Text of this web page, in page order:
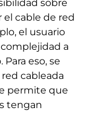
sobre
el cable de red
el usuario
a
eso, se
cableada
permite que
tengan